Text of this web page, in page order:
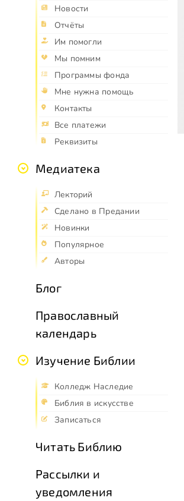
Новости
Отчёты
Им помогли
Мы помним
Программы фонда
Мне нужна помощь
Контакты
Все платежи
Реквизиты
Медиатека
Лекторий
Сделано в Предании
Новинки
Популярное
Авторы
Блог
Православный
календарь
Изучение Библии
Колледж Наследие
Библия в искусстве
Записаться
Читать Библию
Рассылки и
уведомления